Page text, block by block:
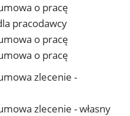
o pracę
pracodawcy
o pracę
o pracę
zlecenie -
zlecenie - własny